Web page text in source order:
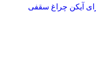
چراغ سقفی